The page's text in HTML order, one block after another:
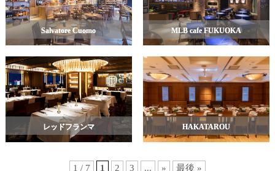
Salvatore Cuomo MLB cafe FUKUOKA
レッドフランマ HAKATAROU
1 / 7 1 2 3 ... » 最後 »